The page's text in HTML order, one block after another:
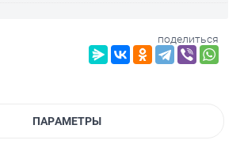
поделиться
ПАРАМЕТРЫ